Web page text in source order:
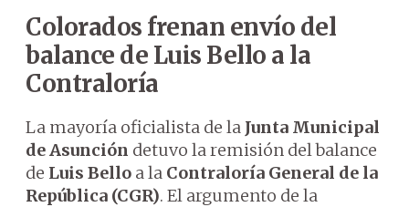
Colorados frenan envío del
balance de Luis Bello a la
Contraloría
La mayoría oficialista de la Junta Municipal
de Asunción detuvo la remisión del balance
de Luis Bello a la Contraloría General de la
República (CGR). El argumento de la